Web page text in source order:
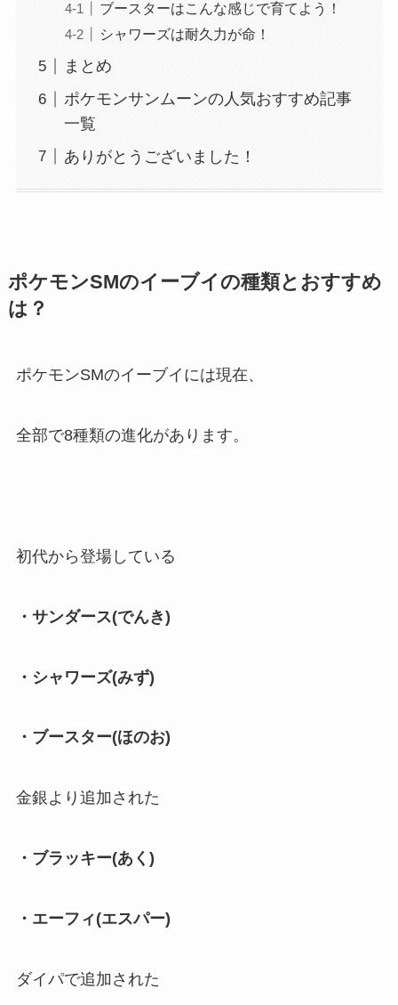
ブースターはこんな感じで育てよう！
シャワーズは耐久力が命！
まとめ
ポケモンサンムーンの人気おすすめ記事
一覧
ありがとうございました！
ポケモンSMのイーブイの種類とおすすめ
は？
ポケモンSMのイーブイには現在、
全部で8種類の進化があります。
初代から登場している
・サンダース(でんき)
・シャワーズ(みず)
・ブースター(ほのお)
金銀より追加された
・ブラッキー(あく)
・エーフィ(エスパー)
ダイパで追加された